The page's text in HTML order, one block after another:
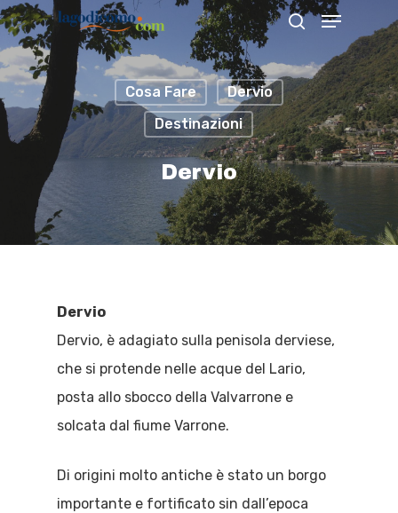
Hit enter to search or ESC to close
Cosa Fare
Dervio
Destinazioni
Dervio
Dervio
Dervio, è adagiato sulla penisola derviese,
che si protende nelle acque del Lario,
posta allo sbocco della Valvarrone e
solcata dal fiume Varrone.
Di origini molto antiche è stato un borgo
importante e fortificato sin dall’epoca